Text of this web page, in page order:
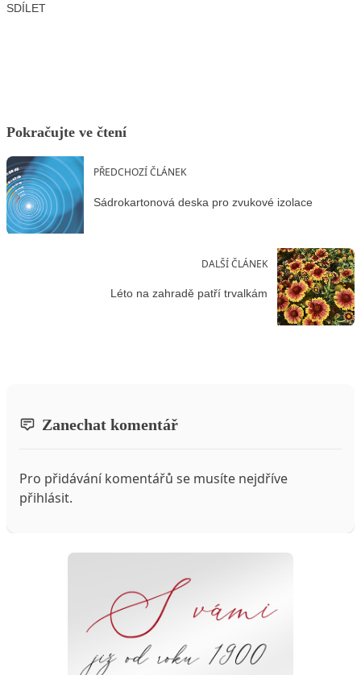
SDÍLET
Pokračujte ve čtení
PŘEDCHOZÍ ČLÁNEK
Sádrokartonová deska pro zvukové izolace
DALŠÍ ČLÁNEK
Léto na zahradě patří trvalkám
Zanechat komentář
Pro přidávání komentářů se musíte nejdříve
přihlásit.